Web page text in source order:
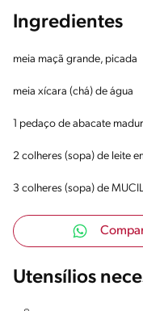
Ingredientes
meia maçã grande, picada
meia xícara (chá) de água
1 pedaço de abacate
2 colheres (sopa) de leite
3 colheres (sopa) de
Utensílios